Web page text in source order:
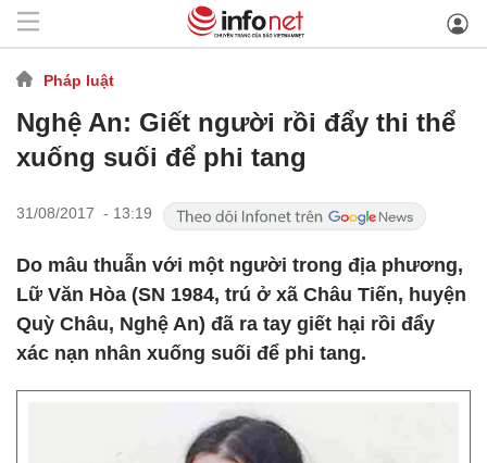
Pháp luật
Nghệ An: Giết người rồi đẩy thi thể
xuống suối để phi tang
31/08/2017 - 13:19
Do mâu thuẫn với một người trong địa phương,
Lữ Văn Hòa (SN 1984, trú ở xã Châu Tiến, huyện
Quỳ Châu, Nghệ An) đã ra tay giết hại rồi đẩy
xác nạn nhân xuống suối để phi tang.